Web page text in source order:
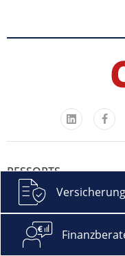
LinkedIn
RESSORTS
VERSICHERUNGEN
FINANZBERATER
INVESTMENTFONDS
IMMOBILIEN &
SACHWERTANLAGEN